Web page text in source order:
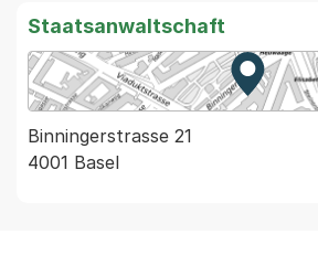
Staatsanwaltschaft
Zur
Binningerstrasse 21
4001 Basel